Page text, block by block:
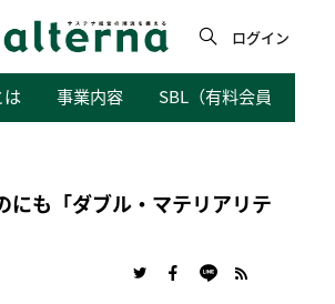
ログイン
事業内容 SBL（有料会員向けサ
にも「ダブル・マテリアリテ